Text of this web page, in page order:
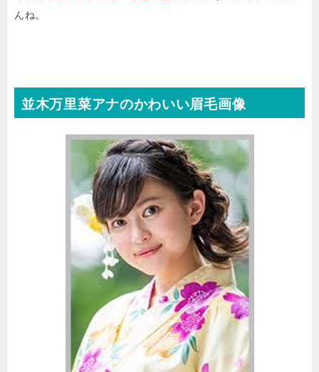
んね。
並木万里菜アナのかわいい眉毛画像